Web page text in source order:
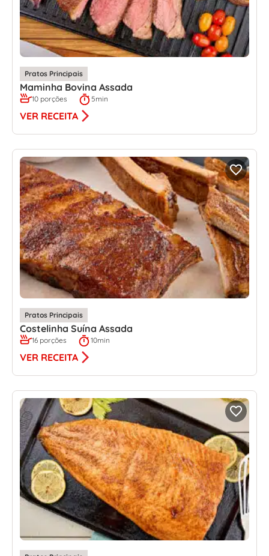
Pratos Principais
Maminha Bovina Assada
10 porções 5min
VER RECEITA
Pratos Principais
Costelinha Suína Assada
16 porções 10min
VER RECEITA